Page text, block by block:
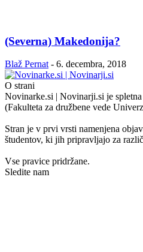
(Severna) Makedonija?
Blaž Pernat - 6. decembra, 2018
O strani
Novinarke.si | Novinarji.si je
(Fakulteta za družbene vede
Stran je v prvi vrsti namenjena
študentov, ki jih pripravljajo za
Vse pravice pridržane.
Sledite nam